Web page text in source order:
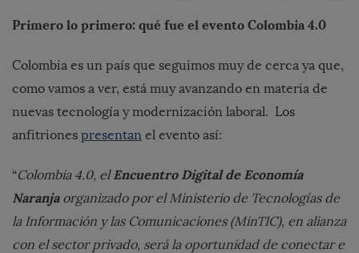
Primero lo primero: qué fue el evento Colombia 4.0
Colombia es un país que seguimos muy de cerca ya que,
como vamos a ver, está muy avanzando en materia de
nuevas tecnología y modernización laboral. Los
anfitriones presentan el evento así:
“Colombia 4.0, el Encuentro Digital de Economía
Naranjaorganizado por el Ministerio de Tecnologías de
la Información y las Comunicaciones (MinTIC), en alianza
con el sector privado, será la oportunidad de conectar e